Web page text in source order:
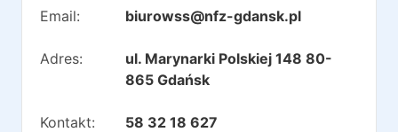
Email:
biurowss@nfz-gdansk.pl
Adres:
ul. Marynarki Polskiej 148 80-
865 Gdańsk
Kontakt: 58 32 18 627